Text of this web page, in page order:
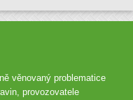
věnovaný problematice
provozovatele